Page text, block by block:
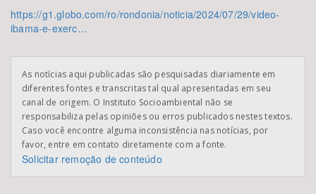
https://g1.globo.com/ro/rondonia/noticia/2024/07/29/video-
ibama-e-exerc…
As notícias aqui publicadas são pesquisadas diariamente em
diferentes fontes e transcritas tal qual apresentadas em seu
canal de origem. O Instituto Socioambiental não se
responsabiliza pelas opiniões ou erros publicados nestes textos.
Caso você encontre alguma inconsistência nas notícias, por
favor, entre em contato diretamente com a fonte.
Solicitar remoção de conteúdo